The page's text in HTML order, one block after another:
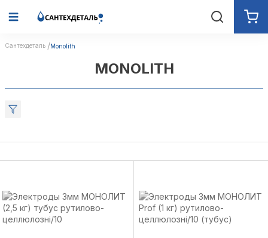
Сантехдеталь Monolith
MONOLITH